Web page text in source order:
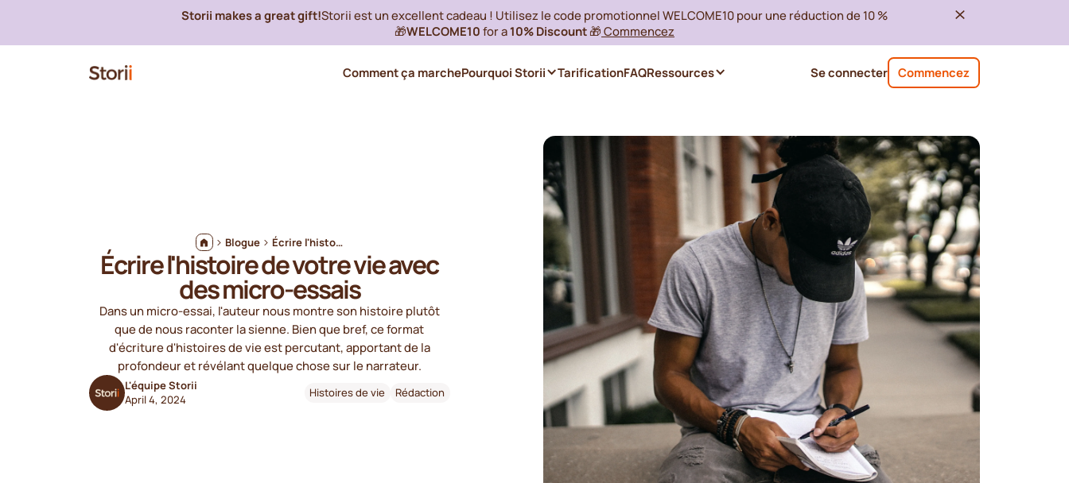
Storii makes a great gift!Storii est un excellent cadeau ! Utilisez le code promotionnel WELCOME10 pour une réduction de 10 %
🎁WELCOME10 for a10% Discount 🎁 Commencez
Se connecter Commencez
Comment ça marchePourquoi Storii TarificationFAQRessources
Blogue Écrire l'histoire de votre vie avec des micro-essais
Écrire l'histoire de votre vie avec
des micro-essais
Dans un micro-essai, l'auteur nous montre son histoire plutôt
que de nous raconter la sienne. Bien que bref, ce format
d'écriture d'histoires de vie est percutant, apportant de la
profondeur et révélant quelque chose sur le narrateur.
L'équipe Storii
April 4, 2024
Histoires de vie Rédaction